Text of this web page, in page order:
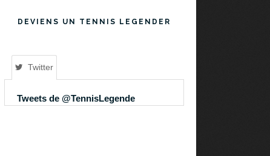
DEVIENS UN TENNIS LEGENDER
Twitter
Tweets de @TennisLegende